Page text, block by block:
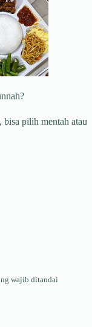
bisa pilih mentah atau
wajib ditandai